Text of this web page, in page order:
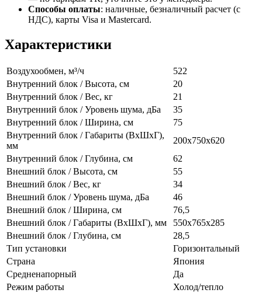
Способы оплаты: наличные, безналичный расчет (с
НДС), карты Visa и Mastercard.
Характеристики
Воздухообмен, м³/ч
522
Внутренний блок / Высота, см
20
Внутренний блок / Вес, кг
21
Внутренний блок / Уровень шума, дБа
35
Внутренний блок / Ширина, см
75
Внутренний блок / Габариты (ВхШхГ),
мм
200x750x620
Внутренний блок / Глубина, см
62
Внешний блок / Высота, см
55
Внешний блок / Вес, кг
34
Внешний блок / Уровень шума, дБа
46
Внешний блок / Ширина, см
76,5
Внешний блок / Габариты (ВхШхГ), мм
550x765x285
Внешний блок / Глубина, см
28,5
Тип установки
Горизонтальный
Страна
Япония
Средненапорный
Да
Режим работы
Холод/тепло